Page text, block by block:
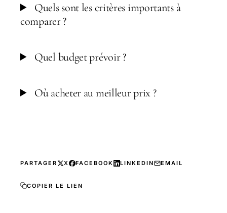
Quels sont les critères importants à
comparer ?
Quel budget prévoir ?
Où acheter au meilleur prix ?
PARTAGER X FACEBOOK LINKEDIN EMAIL
COPIER LE LIEN